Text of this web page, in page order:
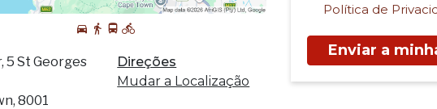
5 St Georges
8001
Direções
Mudar a Localização
Política de
Enviar a